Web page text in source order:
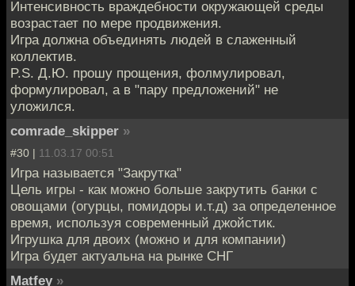
Интенсивность враждебности окружающей среды
возрастает по мере продвижения.
Игра должна объединять людей в слаженный
коллектив.
P.S. Д.Ю. прошу прощения, фолмулировал,
формулировал, а в "пару предложений" не
уложился.
comrade_skipper »
#30 | 11.03.17 00:51
Игра называется "Закрутка"
Цель игры - как можно больше закрутить банки с
овощами (огурцы, помидоры и.т.д) за определенное
время, используя современный джойстик.
Игрушка для двоих (можно и для компании)
Игра будет актуальна на рынке СНГ
Matfey »